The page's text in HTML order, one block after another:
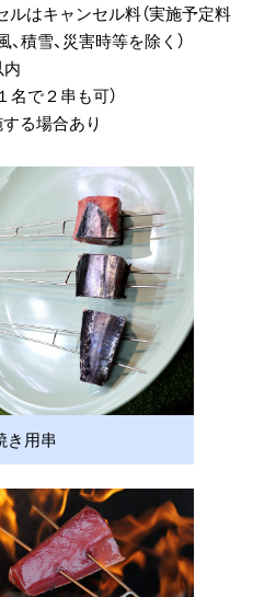
キャンセル料（実施予定料
積雪、災害時等を除く）
内
で２串も可）
る場合あり
き用串